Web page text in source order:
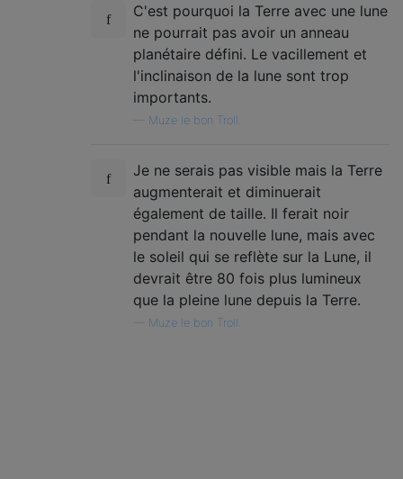
C'est pourquoi la Terre avec une lune
ne pourrait pas avoir un anneau
planétaire défini. Le vacillement et
l'inclinaison de la lune sont trop
importants.
Muze le bon Troll.
Je ne serais pas visible mais la Terre
augmenterait et diminuerait
également de taille. Il ferait noir
pendant la nouvelle lune, mais avec
le soleil qui se reflète sur la Lune, il
devrait être 80 fois plus lumineux
que la pleine lune depuis la Terre.
Muze le bon Troll.